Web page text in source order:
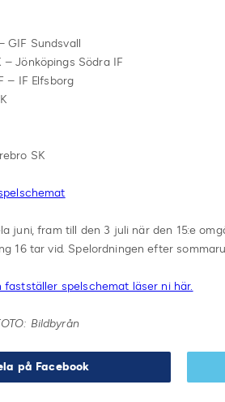
GIF Sundsvall
– Jönköpings Södra IF
– IF Elfsborg
SK
juni, fram till den 3 juli när den 15:e
16 tar vid. Spelordningen efter
fastställer spelschemat läser ni här.
Bildbyrån
på Facebook